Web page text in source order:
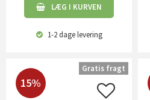
LÆG I KURVEN
1-2 dagelevering
15%
Gratis fragt